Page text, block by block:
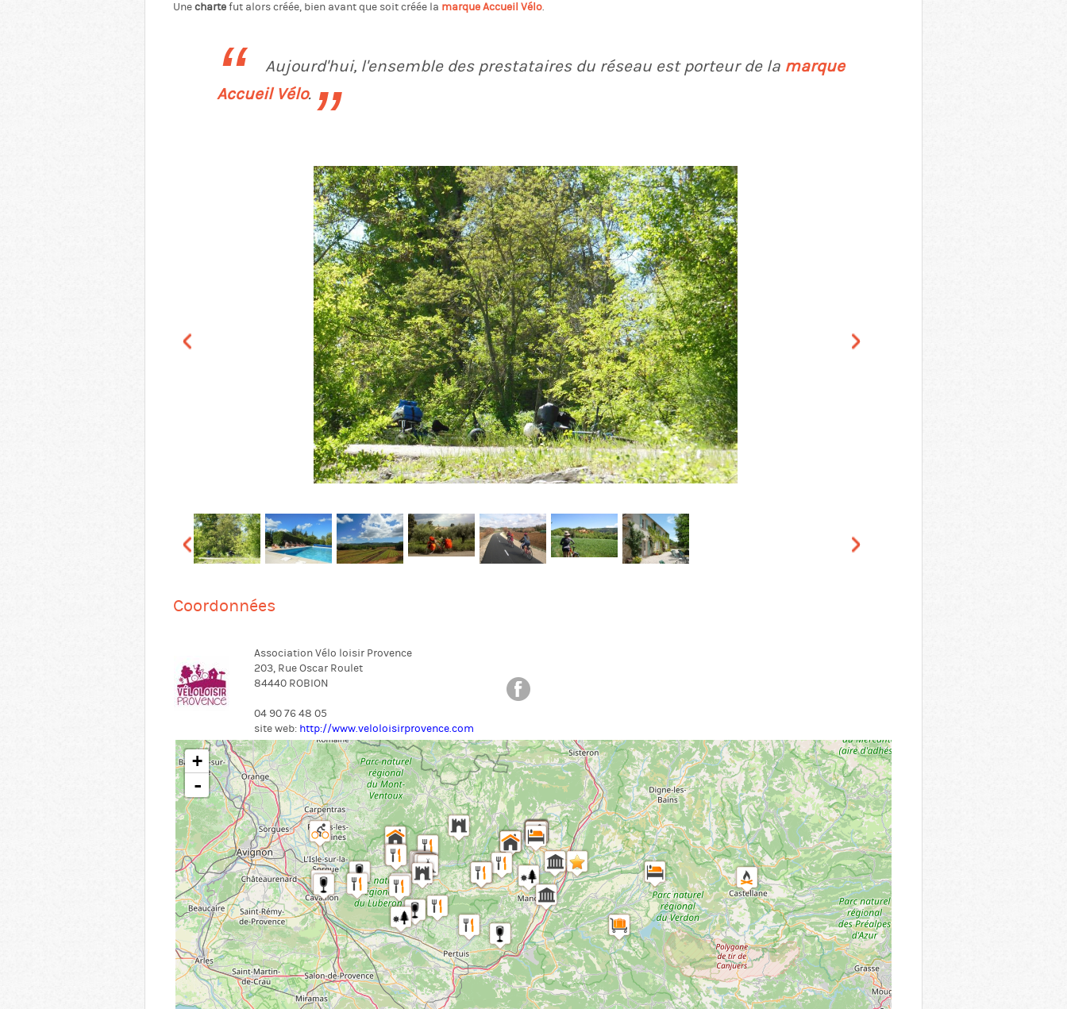
Unechartefut alors créée, bien avant que soit créée la marque Accueil Vélo.
Aujourd'hui, l'ensemble des prestataires du réseau est porteur de la marque
Accueil Vélo.
Coordonnées
Association Vélo loisir Provence
203, Rue Oscar Roulet
84440 ROBION
04 90 76 48 05
site web: http://www.veloloisirprovence.com
+
-